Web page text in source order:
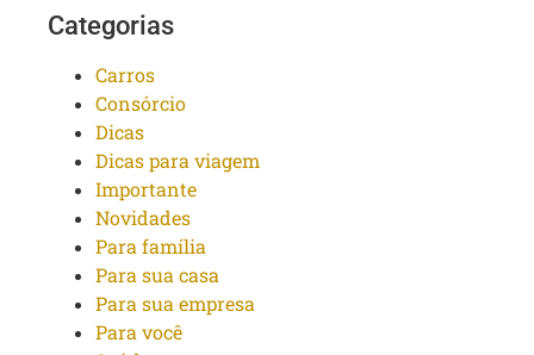
Categorias
Carros
Consórcio
Dicas
Dicas para viagem
Importante
Novidades
Para família
Para sua casa
Para sua empresa
Para você